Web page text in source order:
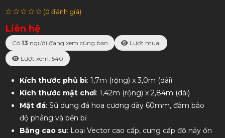
(0 đánh giá)
Liên hệ
Có 13 người đang xem cùng bạn Lượt mua:
Lượt xem: 540
Kích thước phủ bì: 1,7m (rộng) x 3,0m (dài)
Kích thước mặt chơi: 1,42m (rộng) x 2,84m (dài)
Mặt đá: Sử dụng đá hoa cương dày 60mm, đảm bảo
độ phẳng và bền bỉ
Băng cao su: Loại Vector cao cấp, cung cấp độ nảy ổn